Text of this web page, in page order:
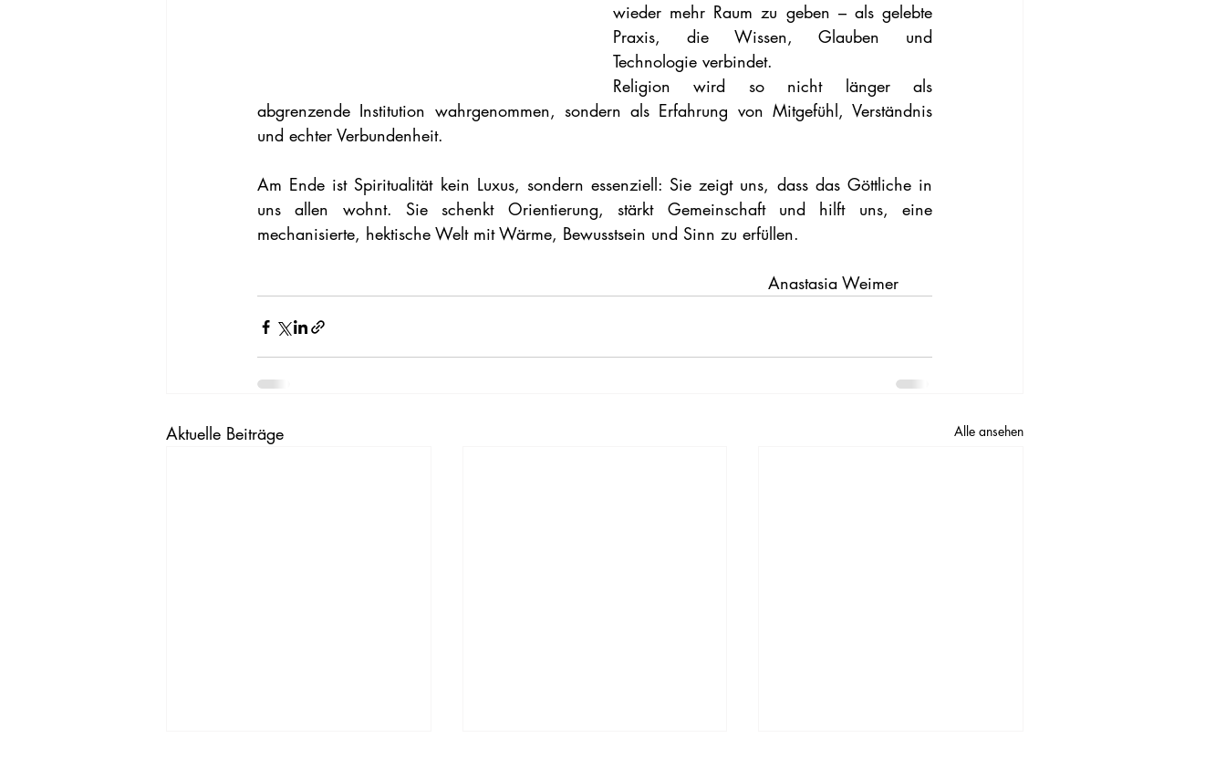
wieder mehr Raum zu geben – als gelebte
Praxis, die Wissen, Glauben und
Technologie verbindet.
Religion wird so nicht länger als
abgrenzende Institution wahrgenommen, sondern als Erfahrung von Mitgefühl, Verständnis
und echter Verbundenheit.
Am Ende ist Spiritualität kein Luxus, sondern essenziell: Sie zeigt uns, dass das Göttliche in
uns allen wohnt. Sie schenkt Orientierung, stärkt Gemeinschaft und hilft uns, eine
mechanisierte, hektische Welt mit Wärme, Bewusstsein und Sinn zu erfüllen.
									 					Anastasia Weimer
Aktuelle Beiträge Alle ansehen